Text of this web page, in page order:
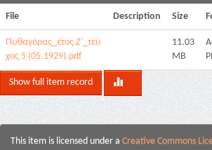
File Description Size
Πυθαγόρας_έτος Ζ'_τεύ
χος 5 (05.1929).pdf
11.03
MB
Show full item record
This item is licensed under a Creative Commons